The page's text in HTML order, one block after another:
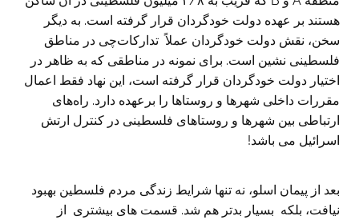
هستند بر عهده دولت خودگردان قرار گرفته است. به دیگر
سخن، نقش دولت خودگردان عملاً تدارکات‌چی در مناطق
فلسطینی نشین است. برای نمونه در مناطقی که به ظاهر در
اختیار دولت خودگردان قرار گرفته است، این نهاد فقط اعمال
مقررات داخلی شهرها و روستاها را برعهده دارد. راه‌های
ارتباطی بین شهرها و روستاهای فلسطینی در کنترل ارتش
اسرائیل می باشد!
بعد از پیمان اسلو، نه تنها شرایط زندگی مردم فلسطین بهبود
نیافت، بلکه بسیار بدتر هم شد. قسمت ‌های بیشتری از